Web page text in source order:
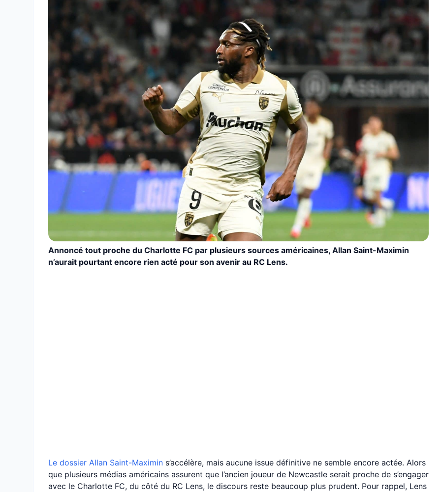
Annoncé tout proche du Charlotte FC par plusieurs sources américaines, Allan Saint-Maximin
n’aurait pourtant encore rien acté pour son avenir au RC Lens.
Le dossier Allan Saint-Maximin s’accélère, mais aucune issue définitive ne semble encore actée. Alors
que plusieurs médias américains assurent que l’ancien joueur de Newcastle serait proche de s’engager
avec le Charlotte FC, du côté du RC Lens, le discours reste beaucoup plus prudent. Pour rappel, Lens